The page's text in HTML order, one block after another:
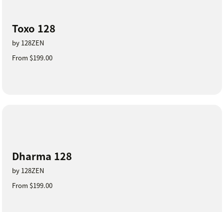
Toxo 128
by 128ZEN
From $199.00
Dharma 128
by 128ZEN
From $199.00